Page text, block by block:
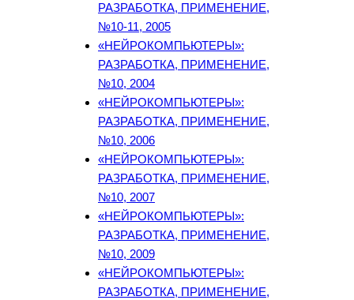
РАЗРАБОТКА, ПРИМЕНЕНИЕ,
№10-11, 2005
«НЕЙРОКОМПЬЮТЕРЫ»:
РАЗРАБОТКА, ПРИМЕНЕНИЕ,
№10, 2004
«НЕЙРОКОМПЬЮТЕРЫ»:
РАЗРАБОТКА, ПРИМЕНЕНИЕ,
№10, 2006
«НЕЙРОКОМПЬЮТЕРЫ»:
РАЗРАБОТКА, ПРИМЕНЕНИЕ,
№10, 2007
«НЕЙРОКОМПЬЮТЕРЫ»:
РАЗРАБОТКА, ПРИМЕНЕНИЕ,
№10, 2009
«НЕЙРОКОМПЬЮТЕРЫ»:
РАЗРАБОТКА, ПРИМЕНЕНИЕ,